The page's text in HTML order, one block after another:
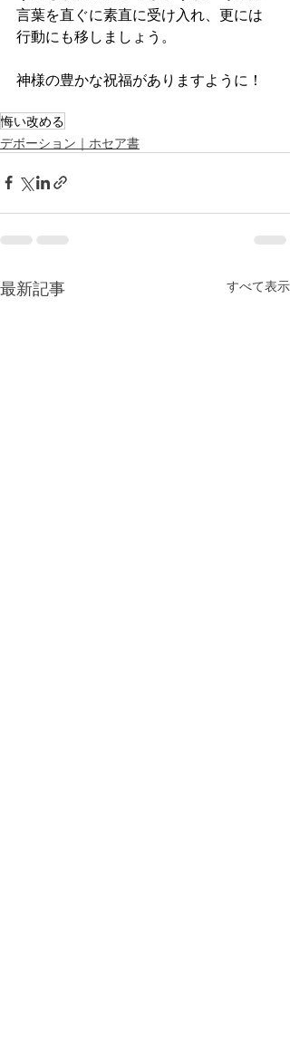
言葉を直ぐに素直に受け入れ、更には
行動にも移しましょう。
神様の豊かな祝福がありますように！
悔い改める
デボーション｜ホセア書
最新記事 すべて表示